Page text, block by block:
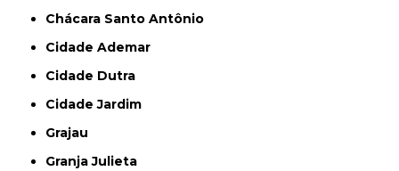
Chácara Santo Antônio
Cidade Ademar
Cidade Dutra
Cidade Jardim
Grajau
Granja Julieta